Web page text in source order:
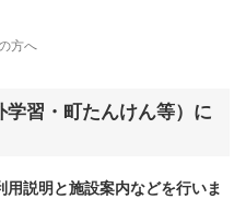
方へ
習・町たんけん等）に
説明と施設案内などを行いま